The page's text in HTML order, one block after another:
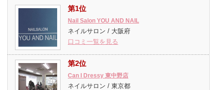
第1位
Nail Salon YOU AND NAIL
ネイルサロン / 大阪府
口コミ一覧を見る
第2位
Can I Dressy 東中野店
ネイルサロン / 東京都